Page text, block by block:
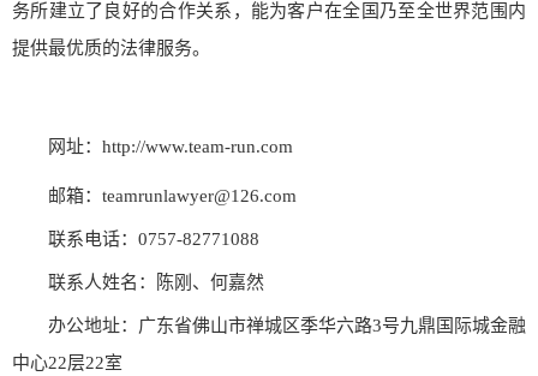
务所建立了良好的合作关系，能为客户在全国乃至全世界范围内
提供最优质的法律服务。
网址： http://www.team-run.com
邮箱：teamrunlawyer@126.com
联系电话：0757-82771088
联系人姓名：陈刚、何嘉然
办公地址：广东省佛山市禅城区季华六路3号九鼎国际城金融
中心22层22室